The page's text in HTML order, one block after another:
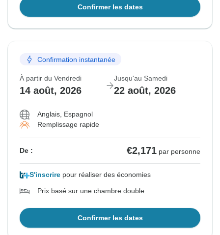
Confirmer les dates
Confirmation instantanée
À partir du Vendredi
14 août, 2026
Jusqu'au Samedi
22 août, 2026
Anglais, Espagnol
Remplissage rapide
De : €2,171 par personne
S'inscrire pour réaliser des économies
Prix basé sur une chambre double
Confirmer les dates